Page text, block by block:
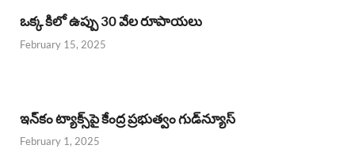
ఒక్క కిలో ఉప్పు 30 వేల రూపాయలు
February 15, 2025
ఇన్‌కం ట్యాక్స్‌పై కేంద్ర ప్రభుత్వం గుడ్‌న్యూస్‌
February 1, 2025